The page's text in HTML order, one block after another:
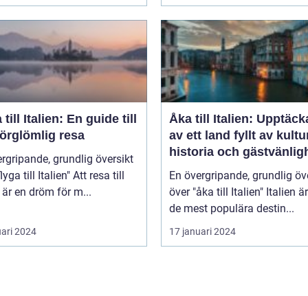
till Italien: En guide till
resa
grundlig översikt
till Italien" Att resa till
en dröm för m...
2024
Åka till Italien:
av ett land fyllt av
historia och
En övergripande, grundlig
över "åka till Italien" Italien är en av
de mest populära destin...
17 januari 2024